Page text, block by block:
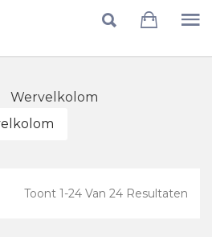
Wervelkolom
Toont 1-24 Van 24 Resultaten